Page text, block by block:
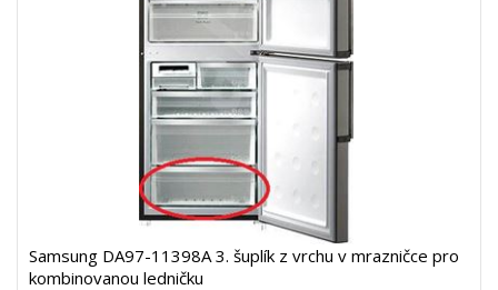
Samsung DA97-11398A 3. šuplík z vrchu v mrazničce pro
kombinovanou ledničku